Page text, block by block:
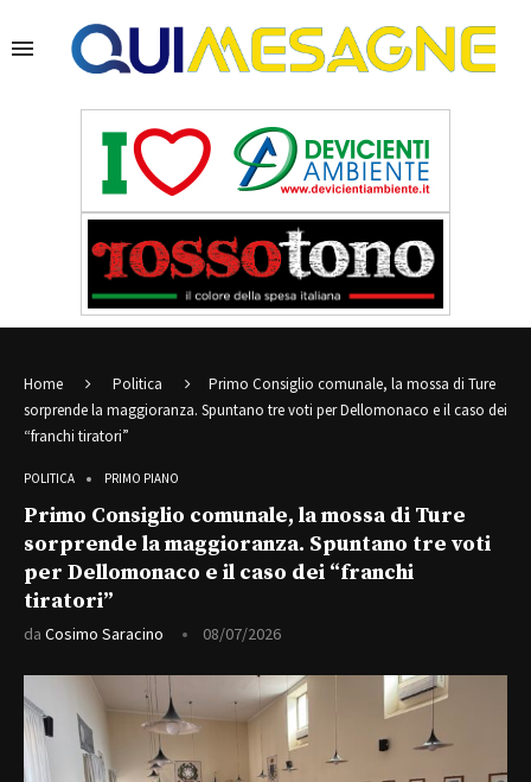
Home Politica
Primo Consiglio comunale, la mossa di Ture
sorprende la maggioranza. Spuntano tre voti per Dellomonaco e il caso dei
“franchi tiratori”
POLITICA PRIMO PIANO
Primo Consiglio comunale, la mossa di Ture
sorprende la maggioranza. Spuntano tre voti
per Dellomonaco e il caso dei “franchi
tiratori”
da Cosimo Saracino 08/07/2026